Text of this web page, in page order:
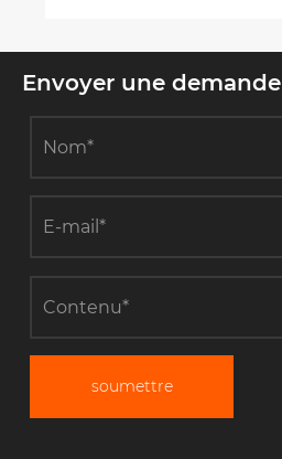
Envoyer une demande
soumettre